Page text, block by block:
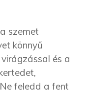
szemet
könnyű
és a
feledd a fent